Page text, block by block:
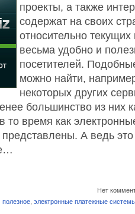
проекты, а также
содержат на своих
относительно
весьма удобно и
посетителей.
можно найти,
некоторых других
большинство из них
то время как
представлены. А ведь
Нет
полезное электронные платежные